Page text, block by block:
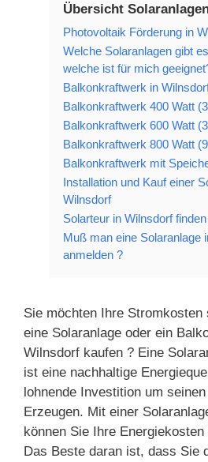
Übersicht
Photovoltaik Förderung in
Welche Solaranlagen gibt
welche ist für mich
Balkonkraftwerk in
Balkonkraftwerk 400 Watt
Balkonkraftwerk 600 Watt
Balkonkraftwerk 800 Watt
Balkonkraftwerk mit
Installation und Kauf einer
Wilnsdorf
Solarteur in Wilnsdorf finden
Muß man eine Solaranlage
anmelden ?
Sie möchten Ihre Stromkosten
eine Solaranlage oder ein
Wilnsdorf kaufen ? Eine
ist eine nachhaltige
lohnende Investition um
Erzeugen. Mit einer
können Sie Ihre
Das Beste daran ist, dass Sie